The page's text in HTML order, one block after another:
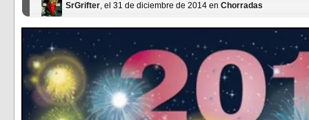
SrGrifter, el 31 de diciembre de 2014 en Chorradas